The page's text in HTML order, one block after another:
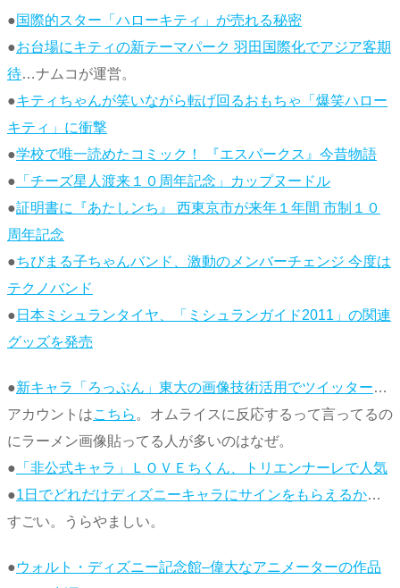
●国際的スター「ハローキティ」が売れる秘密
●お台場にキティの新テーマパーク 羽田国際化でアジア客期
待…ナムコが運営。
●キティちゃんが笑いながら転げ回るおもちゃ「爆笑ハロー
キティ」に衝撃
●学校で唯一読めたコミック！ 『エスパークス』今昔物語
● 「チーズ星人渡来１０周年記念」カップヌードル
●証明書に『あたしンち』 西東京市が来年１年間 市制１０
周年記念
●ちびまる子ちゃんバンド、激動のメンバーチェンジ 今度は
テクノバンド
● 日本ミシュランタイヤ、「ミシュランガイド2011」の関連
グッズを発売
●新キャラ「ろっぷん」東大の画像技術活用でツイッター…
アカウントはこちら 。オムライスに反応するって言ってるの
にラーメン画像貼ってる人が多いのはなぜ。
● 「非公式キャラ」ＬＯＶＥちくん、トリエンナーレで人気
●1日でどれだけディズニーキャラにサインをもらえるか…
すごい。うらやましい。
●ウォルト・ディズニー記念館–偉大なアニメーターの作品